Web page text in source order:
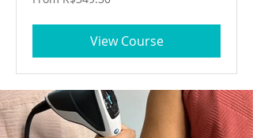
349.30
View Course